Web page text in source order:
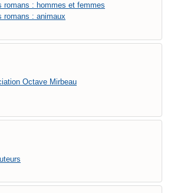
romans : hommes et femmes
romans : animaux
Octave Mirbeau